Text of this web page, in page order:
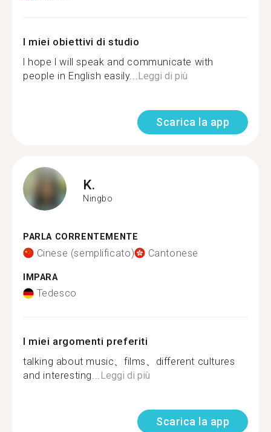
I miei obiettivi di studio
l hope l will speak and communicate with
people in English easily...Leggi di più
Scarica la app
K.
Ningbo
PARLA CORRENTEMENTE
Cinese (semplificato) Cantonese
IMPARA
Tedesco
I miei argomenti preferiti
talking about music、films、different cultures
and interesting...Leggi di più
Scarica la app